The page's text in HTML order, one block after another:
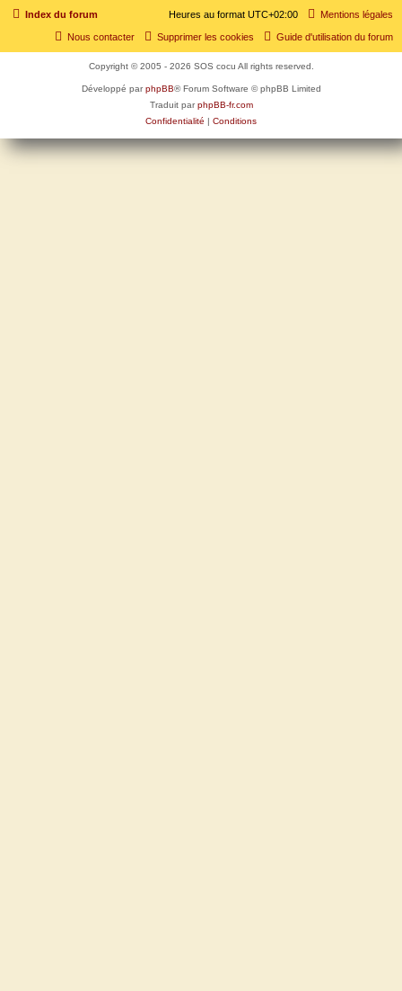
Index du forum Mentions légales
Heures au format UTC+02:00
Guide d'utilisation du forum
Supprimer les cookies
Nous contacter
Copyright © 2005 - 2026 SOS cocu All rights reserved.
Développé parphpBB® Forum Software © phpBB Limited
Traduit parphpBB-fr.com
Confidentialité | Conditions